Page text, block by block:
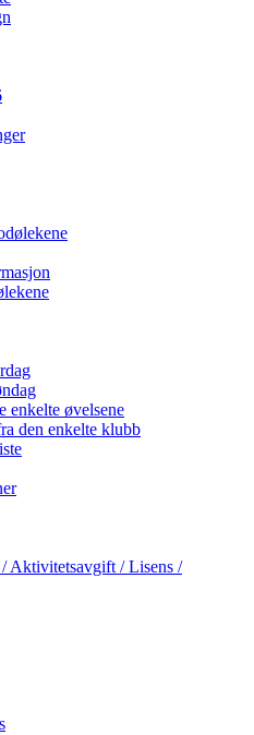
enkelte øvelsene
den enkelte klubb
Aktivitetsavgift / Lisens /